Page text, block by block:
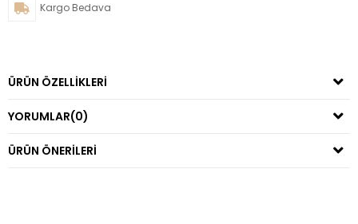
Kargo Bedava
ÜRÜN ÖZELLIKLERI
YORUMLAR(0)
ÜRÜN ÖNERILERI